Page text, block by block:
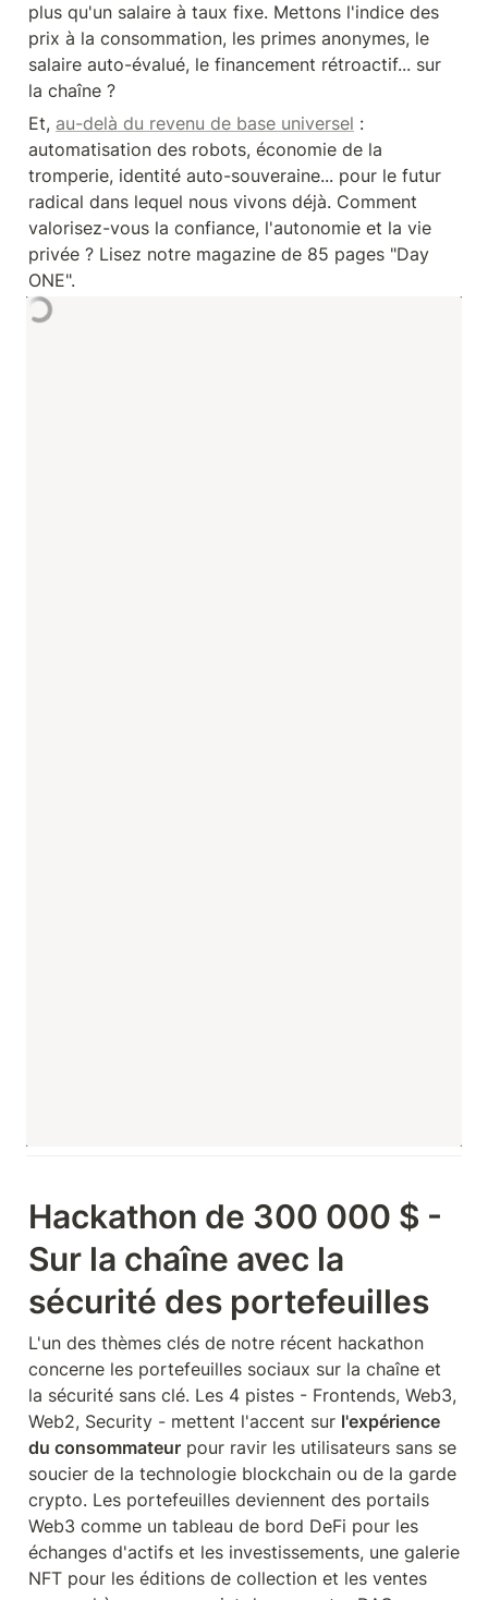
plus qu'un salaire à taux fixe. Mettons l'indice des
prix à la consommation, les primes anonymes, le
salaire auto-évalué, le financement rétroactif... sur
la chaîne ?
Et, au-delà du revenu de base universel :
automatisation des robots, économie de la
tromperie, identité auto-souveraine... pour le futur
radical dans lequel nous vivons déjà. Comment
valorisez-vous la confiance, l'autonomie et la vie
privée ? Lisez notre magazine de 85 pages "Day
ONE".
Hackathon de 300 000 $ -
Sur la chaîne avec la
sécurité des portefeuilles
L'un des thèmes clés de notre récent hackathon
concerne les portefeuilles sociaux sur la chaîne et
la sécurité sans clé. Les 4 pistes - Frontends, Web3,
Web2, Security - mettent l'accent sur l'expérience
du consommateur pour ravir les utilisateurs sans se
soucier de la technologie blockchain ou de la garde
crypto. Les portefeuilles deviennent des portails
Web3 comme un tableau de bord DeFi pour les
échanges d'actifs et les investissements, une galerie
NFT pour les éditions de collection et les ventes